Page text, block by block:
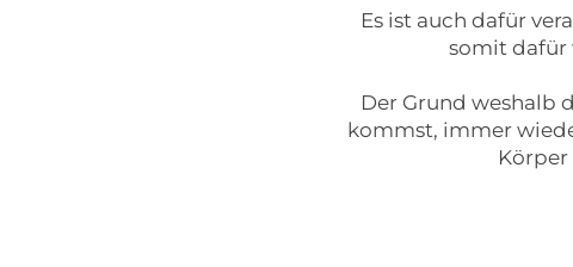
Es ist auch dafür
somit dafür
Der Grund weshalb
kommst, immer